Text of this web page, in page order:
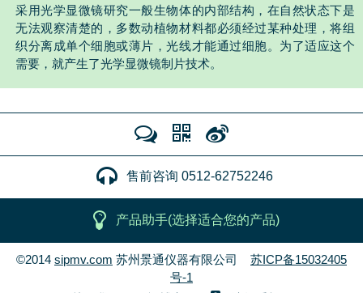
采用光学显微镜研究一般生物体的内部结构，在自然状态下是
无法观察清楚的，多数动植物材料都必须经过某种处理，将组
织分离成单个细胞或薄片，光线才能通过细胞。为了适应这个
需要，就产生了光学显微镜制片技术。
售前咨询 0512-62752246
产品助手(选择适合您的产品)
©2014 sipmv.com 苏州景通仪器有限公司 苏ICP备15032405
号-1